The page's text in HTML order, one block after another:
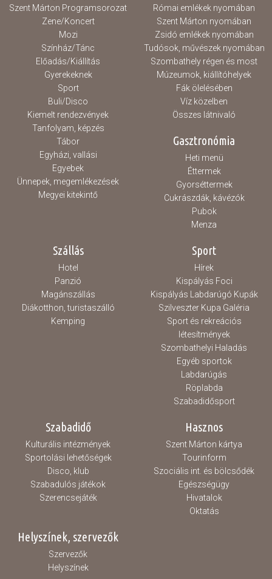
Szent Márton Programsorozat
Zene/Koncert
Mozi
Színház/Tánc
Előadás/Kiállítás
Gyerekeknek
Sport
Buli/Disco
Kiemelt rendezvények
Tanfolyam, képzés
Tábor
Egyházi, vallási
Egyebek
Ünnepek, megemlékezések
Megyei kitekintő
Római emlékek nyomában
Szent Márton nyomában
Zsidó emlékek nyomában
Tudósok, művészek nyomában
Szombathely régen és most
Múzeumok, kiállítóhelyek
Fák ölelésében
Víz közelben
Összes látnivaló
Gasztronómia
Heti menü
Éttermek
Gyorséttermek
Cukrászdák, kávézók
Pubok
Menza
Szállás
Hotel
Panzió
Magánszállás
Diákotthon, turistaszálló
Kemping
Sport
Hírek
Kispályás Foci
Kispályás Labdarúgó Kupák
Szilveszter Kupa Galéria
Sport és rekreációs
létesítmények
Szombathelyi Haladás
Egyéb sportok
Labdarúgás
Röplabda
Szabadidősport
Szabadidő
Kulturális intézmények
Sportolási lehetőségek
Disco, klub
Szabadulós játékok
Szerencsejáték
Hasznos
Szent Márton kártya
Tourinform
Szociális int. és bölcsődék
Egészségügy
Hivatalok
Oktatás
Helyszínek, szervezők
Szervezők
Helyszínek